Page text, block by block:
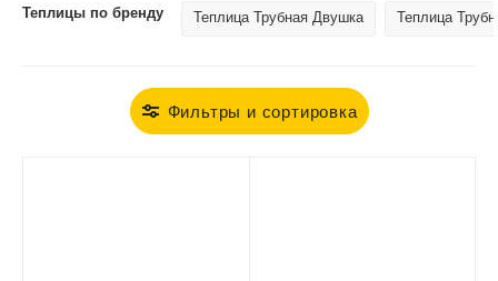
Теплицы по бренду Теплица Трубная Двушка Теплица
Фильтры и сортировка